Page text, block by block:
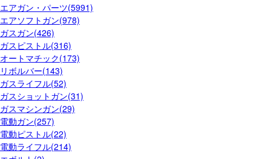
エアガン・パーツ(5991)
エアソフトガン(978)
ガスガン(426)
ガスピストル(316)
オートマチック(173)
リボルバー(143)
ガスライフル(52)
ガスショットガン(31)
ガスマシンガン(29)
電動ガン(257)
電動ピストル(22)
電動ライフル(214)